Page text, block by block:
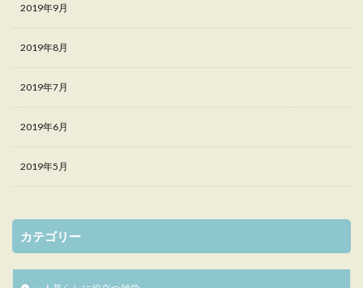
2019年9月
2019年8月
2019年7月
2019年6月
2019年5月
カテゴリー